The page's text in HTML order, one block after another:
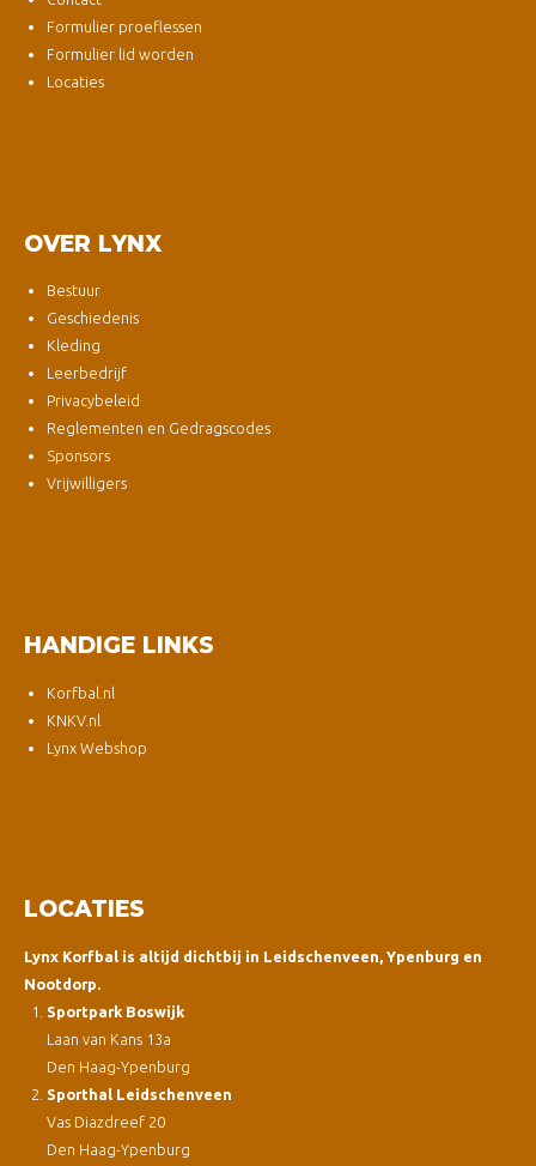
Formulier proeflessen
Formulier lid worden
Locaties
OVER LYNX
Bestuur
Geschiedenis
Kleding
Leerbedrijf
Privacybeleid
Reglementen en Gedragscodes
Sponsors
Vrijwilligers
HANDIGE LINKS
Korfbal.nl
KNKV.nl
Lynx Webshop
LOCATIES
Lynx Korfbal is altijd dichtbij in Leidschenveen, Ypenburg en
Nootdorp.
Sportpark Boswijk
Laan van Kans 13a
Den Haag-Ypenburg
Sporthal Leidschenveen
Vas Diazdreef 20
Den Haag-Ypenburg